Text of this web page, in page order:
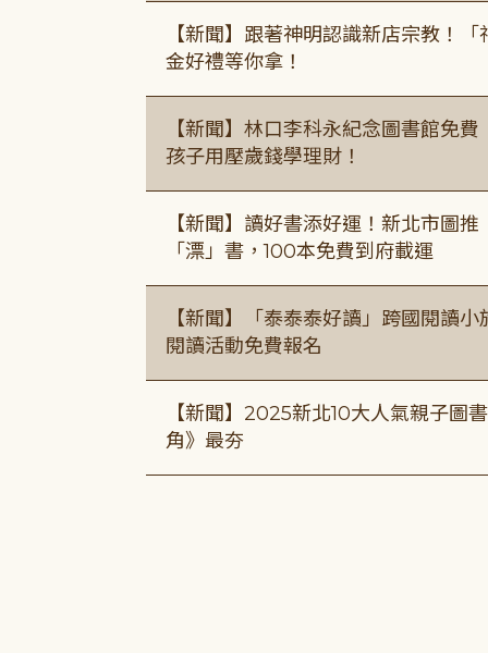
【新聞】跟著神明認識新店宗教！
金好禮等你拿！
【新聞】林口李科永紀念圖書館免
孩子用壓歲錢學理財！
【新聞】讀好書添好運！新北市圖
「漂」書，100本免費到府載運
【新聞】「泰泰泰好讀」跨國閱讀
閱讀活動免費報名
【新聞】2025新北10大人氣親子圖
角》最夯